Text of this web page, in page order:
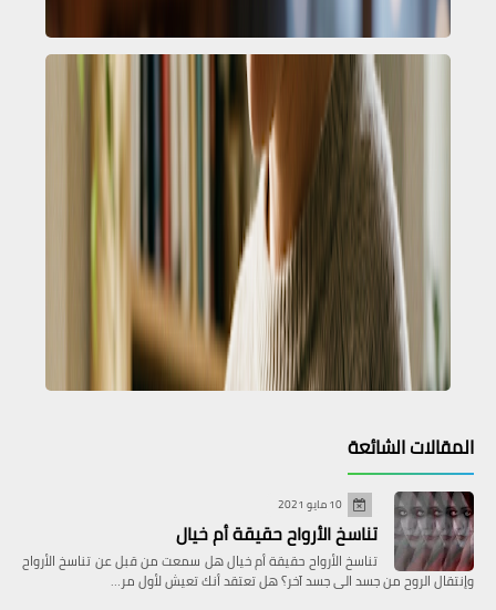
المقالات الشائعة
10 مايو 2021
تناسخ الأرواح حقيقة أم خيال
تناسخ الأرواح حقيقة أم خيال هل سمعت من قبل عن تناسخ الأرواح
وإنتقال الروح من جسد الى جسد آخر؟ هل تعتقد أنك تعيش لأول مر…